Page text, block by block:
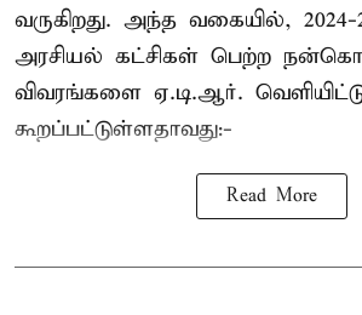
வருகிறது. அந்த வகையில், 2024-
அரசியல் கட்சிகள் பெற்ற
விவரங்களை ஏ.டி.ஆர்.
கூறப்பட்டுள்ளதாவது:-
Read More